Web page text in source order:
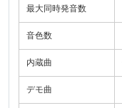
最大同時発音数
音色数
内蔵曲
デモ曲